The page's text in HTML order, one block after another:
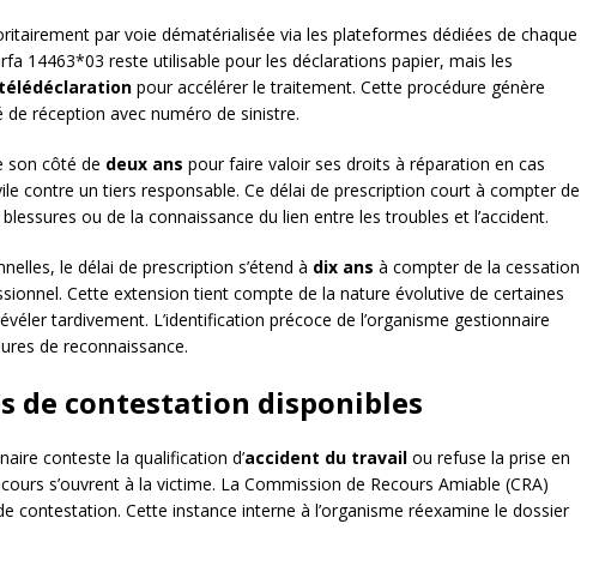
par voie dématérialisée via les plateformes dédiées de chaque
14463*03 reste utilisable pour les déclarations papier, mais les
télédéclaration pour accélérer le traitement. Cette procédure génère
réception avec numéro de sinistre.
son côté de deux ans pour faire valoir ses droits à réparation en cas
contre un tiers responsable. Ce délai de prescription court à compter de
ou de la connaissance du lien entre les troubles et l’accident.
le délai de prescription s’étend à dix ans à compter de la cessation
Cette extension tient compte de la nature évolutive de certaines
tardivement. L’identification précoce de l’organisme gestionnaire
de reconnaissance.
de contestation disponibles
conteste la qualification d’accident du travail ou refuse la prise en
s’ouvrent à la victime. La Commission de Recours Amiable (CRA)
contestation. Cette instance interne à l’organisme réexamine le dossier